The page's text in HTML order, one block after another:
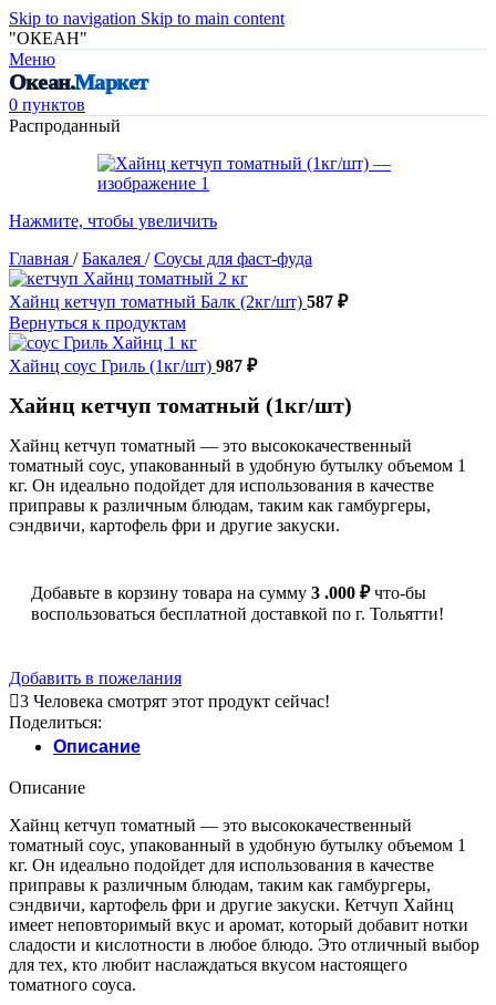
Skip to navigation Skip to main content
"ОКЕАН"
Меню
Океан.Маркет
0 пунктов
Распроданный
Нажмите, чтобы увеличить
Главная / Бакалея / Соусы для фаст-фуда
Хайнц кетчуп томатный Балк (2кг/шт) 587 ₽
Вернуться к продуктам
Хайнц соус Гриль (1кг/шт) 987 ₽
Хайнц кетчуп томатный (1кг/шт)
Хайнц кетчуп томатный — это высококачественный
томатный соус, упакованный в удобную бутылку объемом 1
кг. Он идеально подойдет для использования в качестве
приправы к различным блюдам, таким как гамбургеры,
сэндвичи, картофель фри и другие закуски.
Добавьте в корзину товара на сумму 3 .000 ₽что-бы
воспользоваться бесплатной доставкой по г. Тольятти!
Добавить в пожелания
3 Человека смотрят этот продукт сейчас!
Поделиться:
Описание
Описание
Хайнц кетчуп томатный — это высококачественный
томатный соус, упакованный в удобную бутылку объемом 1
кг. Он идеально подойдет для использования в качестве
приправы к различным блюдам, таким как гамбургеры,
сэндвичи, картофель фри и другие закуски. Кетчуп Хайнц
имеет неповторимый вкус и аромат, который добавит нотки
сладости и кислотности в любое блюдо. Это отличный выбор
для тех, кто любит наслаждаться вкусом настоящего
томатного соуса.